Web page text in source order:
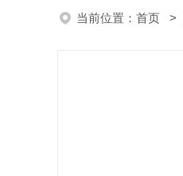
当前位置： 首页 >